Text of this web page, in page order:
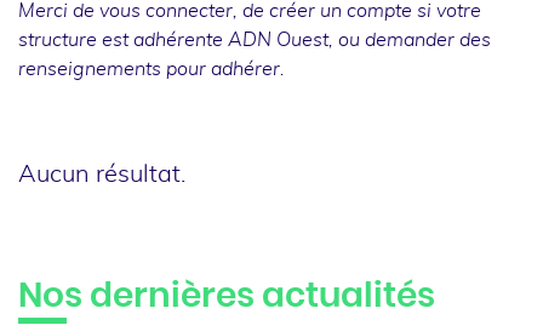
Merci de vous connecter , de créer un compte si votre
structure est adhérente ADN Ouest, ou demander des
renseignements pour adhérer.
Aucun résultat.
Nos dernières actualités